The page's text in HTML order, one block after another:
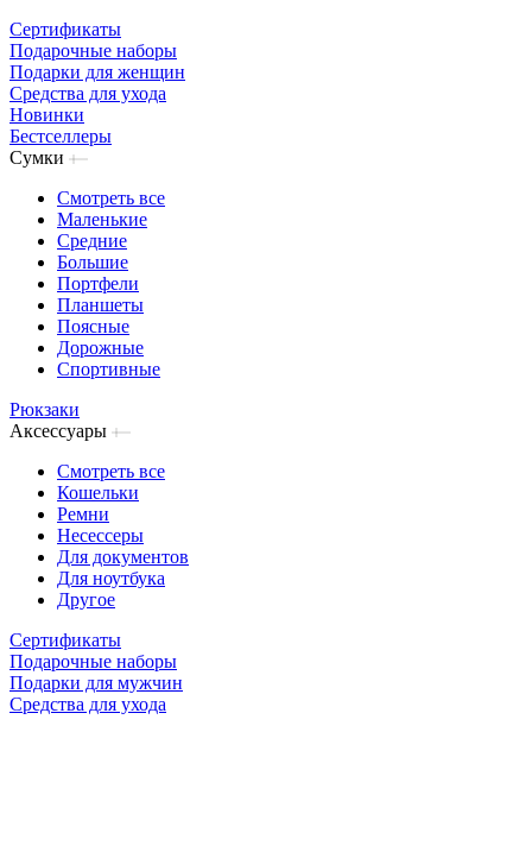
Сертификаты
Подарочные наборы
Подарки для женщин
Средства для ухода
Новинки
Бестселлеры
Сумки
Смотреть все
Маленькие
Средние
Большие
Портфели
Планшеты
Поясные
Дорожные
Спортивные
Рюкзаки
Аксессуары
Смотреть все
Кошельки
Ремни
Несессеры
Для документов
Для ноутбука
Другое
Сертификаты
Подарочные наборы
Подарки для мужчин
Средства для ухода